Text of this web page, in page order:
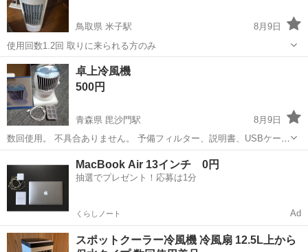
鳥取県 米子駅
8月9日
使用回数1.2回 取りに来られる方のみ
鳥取 米子市 米子駅
卓上冷風機
500円
青森県 毘沙門駅
8月9日
数回使用。 不具合ありません。 予備フィルター、説明書、USBケーブ
ル、製氷カップが付属です。 機能は風力三段階、自動首振り、上下ル
ーバー可変、冷風切り替え。
季節、空調家電
MacBook Air 13インチ 0円
抽選でプレゼント！応募は1分
くらしノート Ad
スポットクーラー冷風機 冷風扇 12.5L上から